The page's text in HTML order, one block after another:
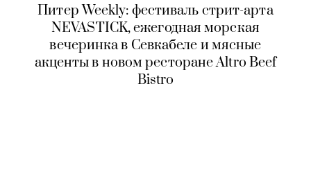
Питер Weekly: фестиваль стрит-арта
NEVASTICK, ежегодная морская
вечеринка в Севкабеле и мясные
акценты в новом ресторане Altro Beef
Bistro